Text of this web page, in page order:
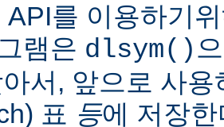
API를 이용하기
램은 dlsym()
서, 앞으로 사
표 등에 저장